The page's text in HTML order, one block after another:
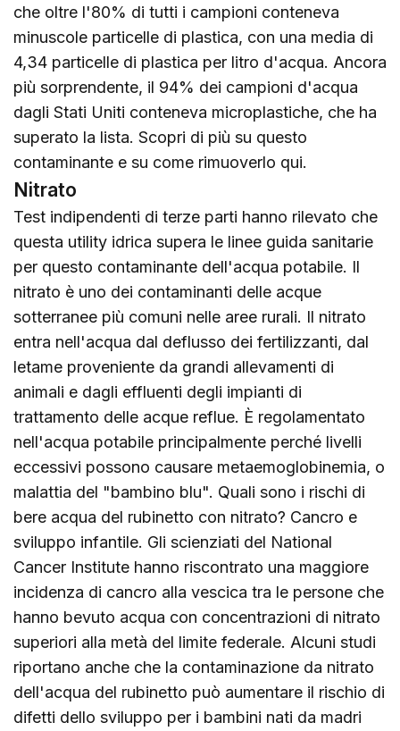
che oltre l'80% di tutti i campioni conteneva
minuscole particelle di plastica, con una media di
4,34 particelle di plastica per litro d'acqua. Ancora
più sorprendente, il 94% dei campioni d'acqua
dagli Stati Uniti conteneva microplastiche, che ha
superato la lista. Scopri di più su questo
contaminante e su come rimuoverlo qui.
Nitrato
Test indipendenti di terze parti hanno rilevato che
questa utility idrica supera le linee guida sanitarie
per questo contaminante dell'acqua potabile. Il
nitrato è uno dei contaminanti delle acque
sotterranee più comuni nelle aree rurali. Il nitrato
entra nell'acqua dal deflusso dei fertilizzanti, dal
letame proveniente da grandi allevamenti di
animali e dagli effluenti degli impianti di
trattamento delle acque reflue. È regolamentato
nell'acqua potabile principalmente perché livelli
eccessivi possono causare metaemoglobinemia, o
malattia del "bambino blu". Quali sono i rischi di
bere acqua del rubinetto con nitrato? Cancro e
sviluppo infantile. Gli scienziati del National
Cancer Institute hanno riscontrato una maggiore
incidenza di cancro alla vescica tra le persone che
hanno bevuto acqua con concentrazioni di nitrato
superiori alla metà del limite federale. Alcuni studi
riportano anche che la contaminazione da nitrato
dell'acqua del rubinetto può aumentare il rischio di
difetti dello sviluppo per i bambini nati da madri